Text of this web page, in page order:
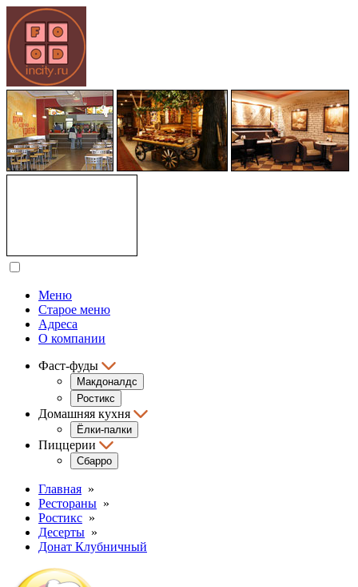
Меню
Старое меню
Адреса
О компании
Фаст-фуды
Макдоналдс
Ростикс
Домашняя кухня
Ёлки-палки
Пиццерии
Сбарро
Главная »
Рестораны »
Ростикс »
Десерты »
Донат Клубничный